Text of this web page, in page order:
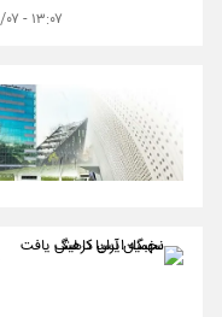
۱۳:۰۷ - ۱۴۰۳/۰۳/۰۷